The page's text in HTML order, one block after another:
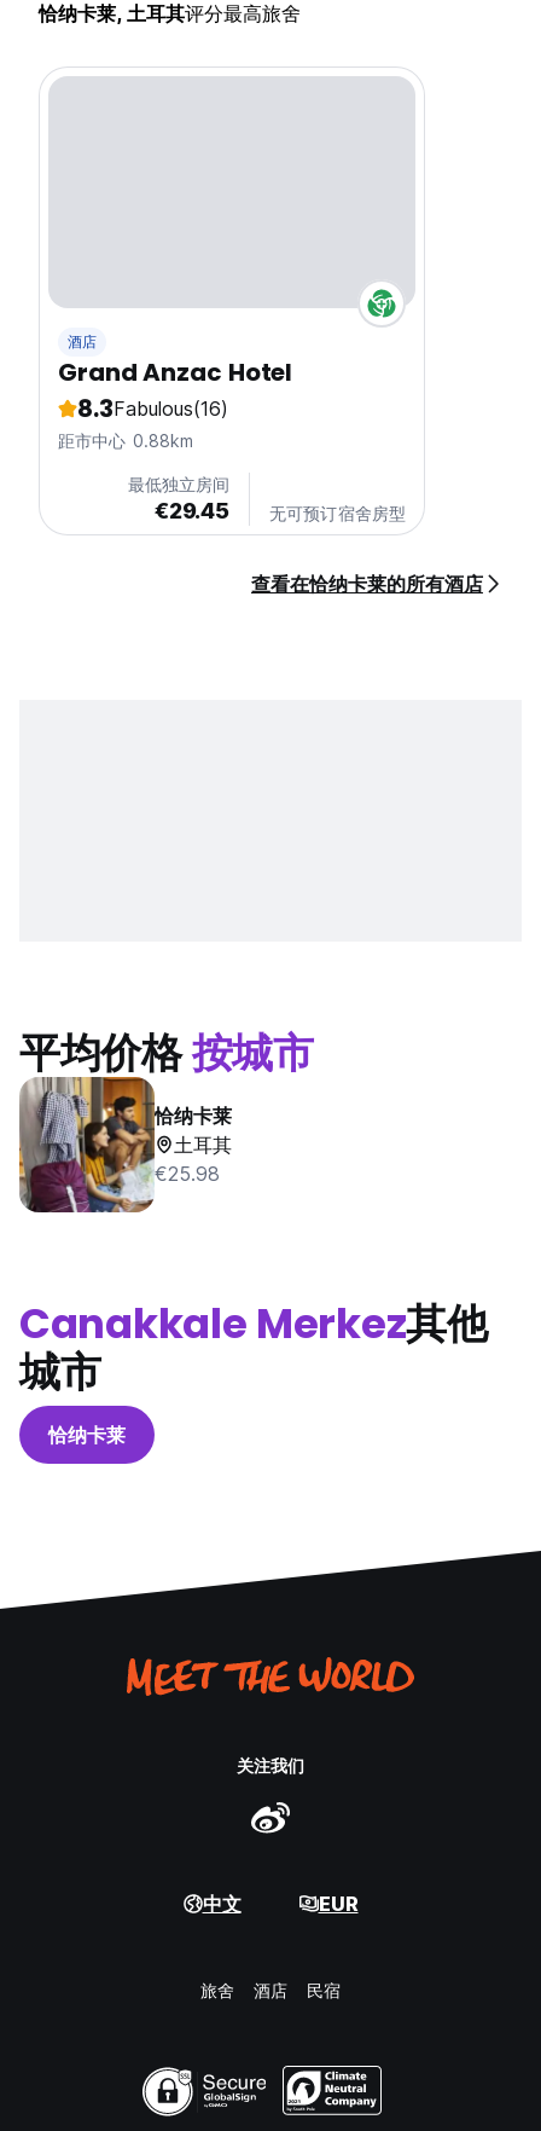
恰纳卡莱, 土耳其评分最高旅舍
酒店
Grand Anzac Hotel
8.3Fabulous(16)
距市中心 0.88km
最低独立房间
€29.45 无可预订宿舍房型
查看在恰纳卡莱的所有酒店
平均价格按城市
恰纳卡莱
土耳其
€25.98
Canakkale Merkez其他
城市
恰纳卡莱
关注我们
中文 EUR
旅舍 酒店 民宿